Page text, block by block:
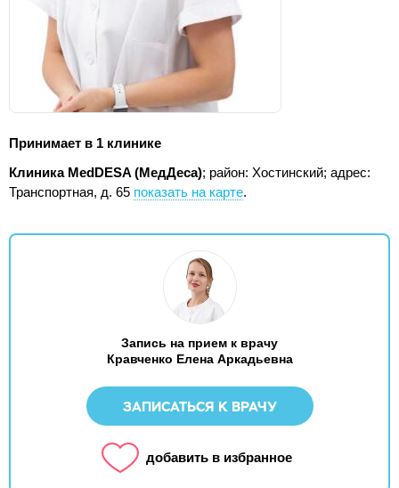
Принимает в 1 клинике
Клиника MedDESA (МедДеса); район: Хостинский; адрес:
Транспортная, д. 65 показать на карте.
Запись на прием к врачу
Кравченко Елена Аркадьевна
ЗАПИСАТЬСЯ К ВРАЧУ
добавить в избранное